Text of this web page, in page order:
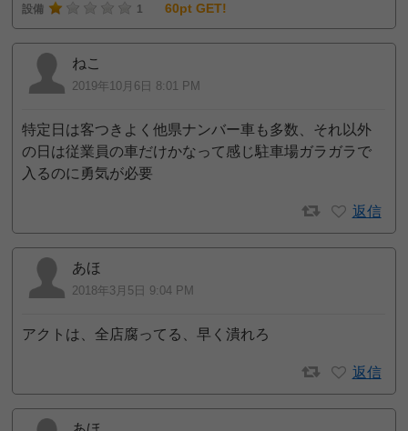
設備
1 60pt GET!
ねこ
2019年10月6日 8:01 PM
特定日は客つきよく他県ナンバー車も多数、それ以外
の日は従業員の車だけかなって感じ駐車場ガラガラで
入るのに勇気が必要
返信
あほ
2018年3月5日 9:04 PM
アクトは、全店腐ってる、早く潰れろ
返信